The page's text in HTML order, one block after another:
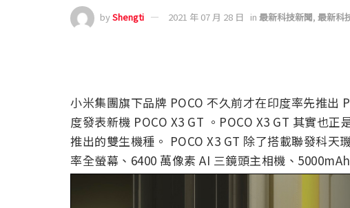
byShengti 2021 年 07 月 28 日 in 最新科技新聞, 最新科
小米集團旗下品牌 POCO 不久前才在印度率先推出
度發表新機 POCO X3 GT 。POCO X3 GT 其實也
推出的雙生機種。 POCO X3 GT 除了搭載聯發科天
率全螢幕、6400 萬像素 AI 三鏡頭主相機、